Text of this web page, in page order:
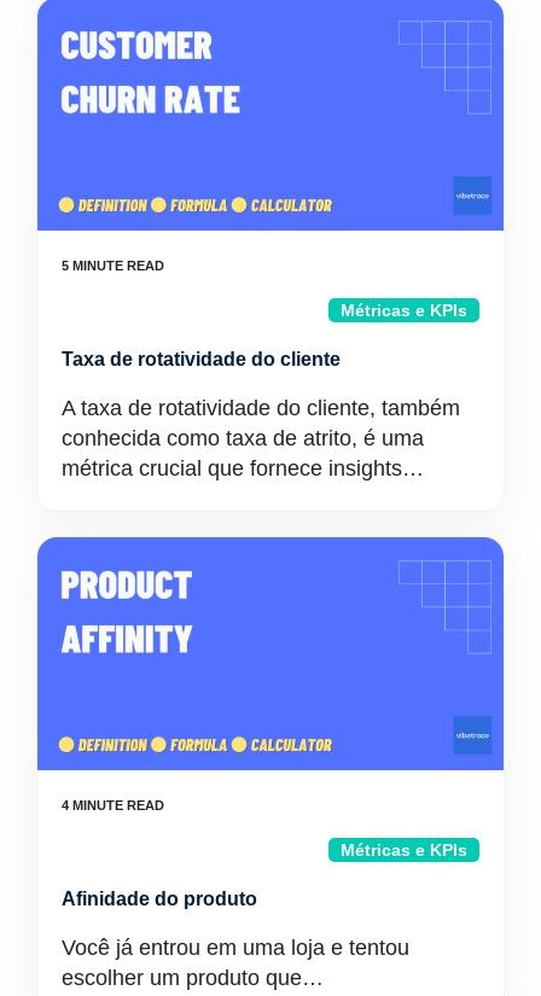
Métricas e KPIs
Taxa de rotatividade do cliente
A taxa de rotatividade do cliente, também
conhecida como taxa de atrito, é uma
métrica crucial que fornece insights…
Métricas e KPIs
Afinidade do produto
Você já entrou em uma loja e tentou
escolher um produto que…